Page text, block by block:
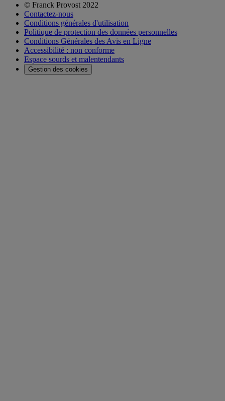
© Franck Provost 2022
Contactez-nous
Conditions générales d'utilisation
Politique de protection des données personnelles
Conditions Générales des Avis en Ligne
Accessibilité : non conforme
Espace sourds et malentendants
Gestion des cookies